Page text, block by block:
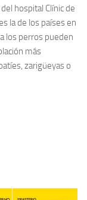
hospital Clínic de
la de los países en
los perros pueden
más
zarigüeyas o